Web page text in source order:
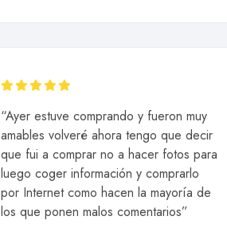
“Ayer estuve comprando y fueron muy
amables volveré ahora tengo que decir
que fui a comprar no a hacer fotos para
luego coger información y comprarlo
por Internet como hacen la mayoría de
los que ponen malos comentarios”